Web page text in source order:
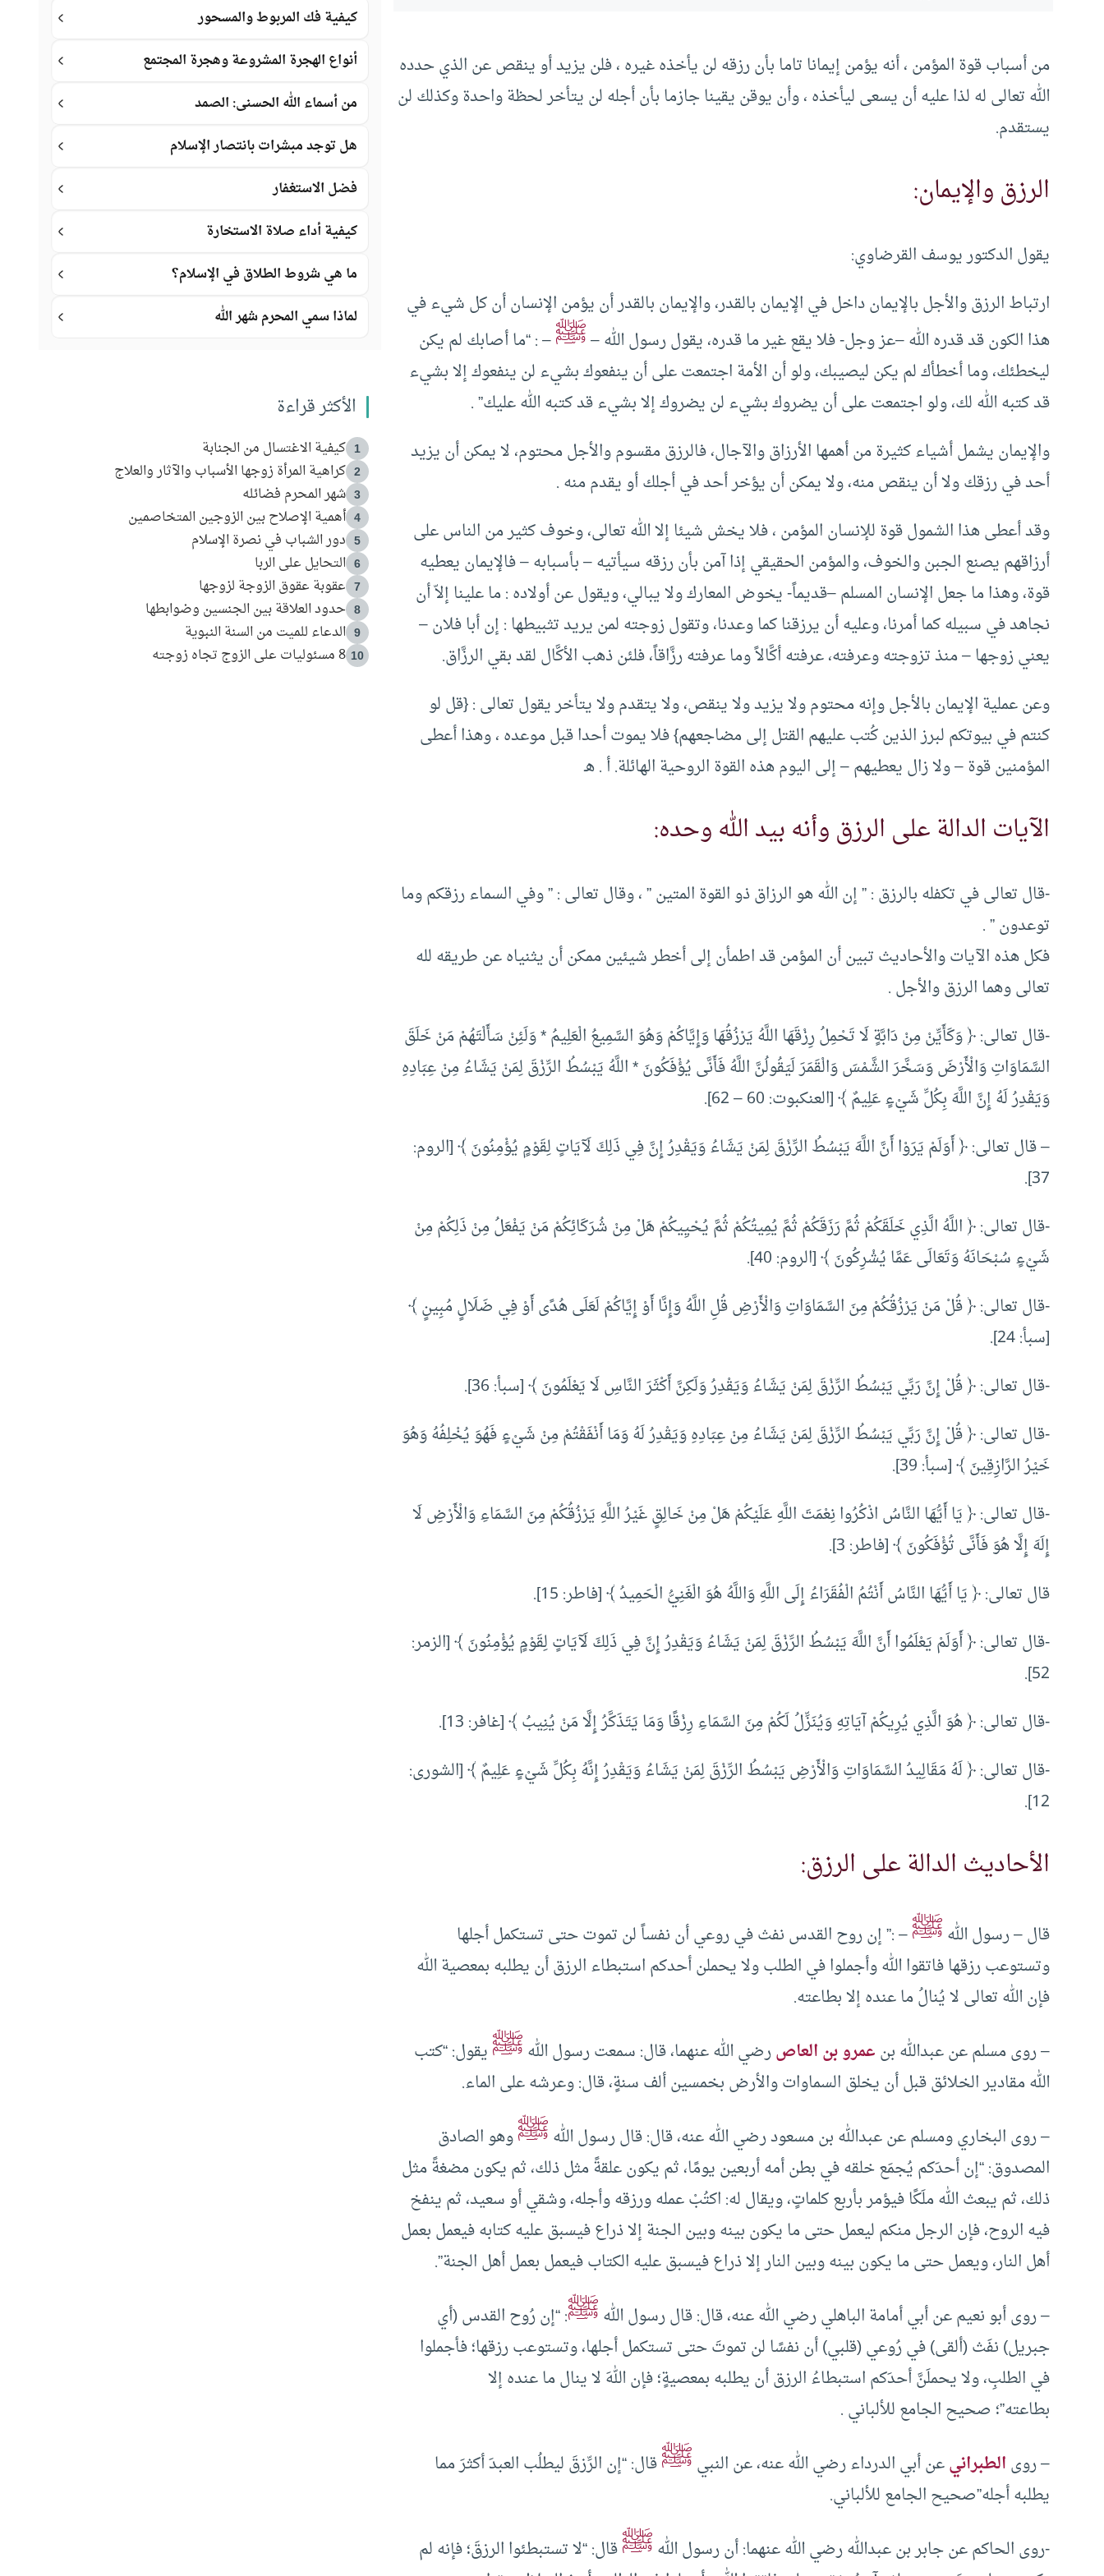
من أسباب قوة المؤمن ، أنه يؤمن إيمانا تاما بأن رزقه لن يأخذه غيره ، فلن يزيد أو ينقص عن الذي حدده
الله تعالى له لذا عليه أن يسعى ليأخذه ، وأن يوقن يقينا جازما بأن أجله لن يتأخر لحظة واحدة وكذلك لن
يستقدم.
الرزق والإيمان:
يقول الدكتور يوسف القرضاوي:
ارتباط الرزق والأجل بالإيمان داخل في الإيمان بالقدر، والإيمان بالقدر أن يؤمن الإنسان أن كل شيء في
هذا الكون قد قدره الله –عز وجل- فلا يقع غير ما قدره، يقول رسول الله –ﷺ– : “ما أصابك لم يكن
ليخطئك، وما أخطأك لم يكن ليصيبك، ولو أن الأمة اجتمعت على أن ينفعوك بشيء لن ينفعوك إلا بشيء
قد كتبه الله لك، ولو اجتمعت على أن يضروك بشيء لن يضروك إلا بشيء قد كتبه الله عليك” .
والإيمان يشمل أشياء كثيرة من أهمها الأرزاق والآجال، فالرزق مقسوم والأجل محتوم، لا يمكن أن يزيد
أحد في رزقك ولا أن ينقص منه، ولا يمكن أن يؤخر أحد في أجلك أو يقدم منه .
وقد أعطى هذا الشمول قوة للإنسان المؤمن ، فلا يخش شيئا إلا الله تعالى، وخوف كثير من الناس على
أرزاقهم يصنع الجبن والخوف، والمؤمن الحقيقي إذا آمن بأن رزقه سيأتيه – بأسبابه – فالإيمان يعطيه
قوة، وهذا ما جعل الإنسان المسلم –قديماً- يخوض المعارك ولا يبالي، ويقول عن أولاده : ما علينا إلاّ أن
نجاهد في سبيله كما أمرنا، وعليه أن يرزقنا كما وعدنا، وتقول زوجته لمن يريد تثبيطها : إن أبا فلان –
يعني زوجها – منذ تزوجته وعرفته، عرفته أكَّالاً وما عرفته رزَّاقاً، فلئن ذهب الأكَّال لقد بقي الرزَّاق.
وعن عملية الإيمان بالأجل وإنه محتوم ولا يزيد ولا ينقص، ولا يتقدم ولا يتأخر يقول تعالى : {قل لو
كنتم في بيوتكم لبرز الذين كُتب عليهم القتل إلى مضاجعهم} فلا يموت أحدا قبل موعده ، وهذا أعطى
المؤمنين قوة – ولا زال يعطيهم – إلى اليوم هذه القوة الروحية الهائلة. أ . هـ
الآيات الدالة على الرزق وأنه بيد الله وحده:
-قال تعالى في تكفله بالرزق : ” إن الله هو الرزاق ذو القوة المتين ” ، وقال تعالى : ” وفي السماء رزقكم وما
توعدون ” .
فكل هذه الآيات والأحاديث تبين أن المؤمن قد اطمأن إلى أخطر شيئين ممكن أن يثنياه عن طريقه لله
تعالى وهما الرزق والأجل .
-قال تعالى: ﴿ وَكَأَيِّنْ مِنْ دَابَّةٍ لَا تَحْمِلُ رِزْقَهَا اللَّهُ يَرْزُقُهَا وَإِيَّاكُمْ وَهُوَ السَّمِيعُ الْعَلِيمُ * وَلَئِنْ سَأَلْتَهُمْ مَنْ خَلَقَ
السَّمَاوَاتِ وَالْأَرْضَ وَسَخَّرَ الشَّمْسَ وَالْقَمَرَ لَيَقُولُنَّ اللَّهُ فَأَنَّى يُؤْفَكُونَ * اللَّهُ يَبْسُطُ الرِّزْقَ لِمَنْ يَشَاءُ مِنْ عِبَادِهِ
وَيَقْدِرُ لَهُ إِنَّ اللَّهَ بِكُلِّ شَيْءٍ عَلِيمٌ ﴾ [العنكبوت: 60 – 62].
– قال تعالى: ﴿ أَوَلَمْ يَرَوْا أَنَّ اللَّهَ يَبْسُطُ الرِّزْقَ لِمَنْ يَشَاءُ وَيَقْدِرُ إِنَّ فِي ذَلِكَ لَآيَاتٍ لِقَوْمٍ يُؤْمِنُونَ ﴾ [الروم:
37].
-قال تعالى: ﴿ اللَّهُ الَّذِي خَلَقَكُمْ ثُمَّ رَزَقَكُمْ ثُمَّ يُمِيتُكُمْ ثُمَّ يُحْيِيكُمْ هَلْ مِنْ شُرَكَائِكُمْ مَنْ يَفْعَلُ مِنْ ذَلِكُمْ مِنْ
شَيْءٍ سُبْحَانَهُ وَتَعَالَى عَمَّا يُشْرِكُونَ ﴾ [الروم: 40].
-قال تعالى: ﴿ قُلْ مَنْ يَرْزُقُكُمْ مِنَ السَّمَاوَاتِ وَالْأَرْضِ قُلِ اللَّهُ وَإِنَّا أَوْ إِيَّاكُمْ لَعَلَى هُدًى أَوْ فِي ضَلَالٍ مُبِينٍ ﴾
[سبأ: 24].
-قال تعالى: ﴿ قُلْ إِنَّ رَبِّي يَبْسُطُ الرِّزْقَ لِمَنْ يَشَاءُ وَيَقْدِرُ وَلَكِنَّ أَكْثَرَ النَّاسِ لَا يَعْلَمُونَ ﴾ [سبأ: 36].
-قال تعالى: ﴿ قُلْ إِنَّ رَبِّي يَبْسُطُ الرِّزْقَ لِمَنْ يَشَاءُ مِنْ عِبَادِهِ وَيَقْدِرُ لَهُ وَمَا أَنْفَقْتُمْ مِنْ شَيْءٍ فَهُوَ يُخْلِفُهُ وَهُوَ
خَيْرُ الرَّازِقِينَ ﴾ [سبأ: 39].
-قال تعالى: ﴿ يَا أَيُّهَا النَّاسُ اذْكُرُوا نِعْمَتَ اللَّهِ عَلَيْكُمْ هَلْ مِنْ خَالِقٍ غَيْرُ اللَّهِ يَرْزُقُكُمْ مِنَ السَّمَاءِ وَالْأَرْضِ لَا
إِلَهَ إِلَّا هُوَ فَأَنَّى تُؤْفَكُونَ ﴾ [فاطر: 3].
قال تعالى: ﴿ يَا أَيُّهَا النَّاسُ أَنْتُمُ الْفُقَرَاءُ إِلَى اللَّهِ وَاللَّهُ هُوَ الْغَنِيُّ الْحَمِيدُ ﴾ [فاطر: 15].
-قال تعالى: ﴿ أَوَلَمْ يَعْلَمُوا أَنَّ اللَّهَ يَبْسُطُ الرِّزْقَ لِمَنْ يَشَاءُ وَيَقْدِرُ إِنَّ فِي ذَلِكَ لَآيَاتٍ لِقَوْمٍ يُؤْمِنُونَ ﴾ [الزمر:
52].
-قال تعالى: ﴿ هُوَ الَّذِي يُرِيكُمْ آيَاتِهِ وَيُنَزِّلُ لَكُمْ مِنَ السَّمَاءِ رِزْقًا وَمَا يَتَذَكَّرُ إِلَّا مَنْ يُنِيبُ ﴾ [غافر: 13].
-قال تعالى: ﴿ لَهُ مَقَالِيدُ السَّمَاوَاتِ وَالْأَرْضِ يَبْسُطُ الرِّزْقَ لِمَنْ يَشَاءُ وَيَقْدِرُ إِنَّهُ بِكُلِّ شَيْءٍ عَلِيمٌ ﴾ [الشورى:
12].
الأحاديث الدالة على الرزق:
قال – رسول اللهﷺ– :” إن روح القدس نفث في روعي أن نفساً لن تموت حتى تستكمل أجلها
وتستوعب رزقها فاتقوا الله وأجملوا في الطلب ولا يحملن أحدكم استبطاء الرزق أن يطلبه بمعصية الله
فإن الله تعالى لا يُنالُ ما عنده إلا بطاعته.
– روى مسلم عن عبدالله بنعمرو بن العاصرضي الله عنهما، قال: سمعت رسول اللهﷺيقول: “كتب
الله مقادير الخلائق قبل أن يخلق السماوات والأرض بخمسين ألف سنةٍ، قال: وعرشه على الماء.
– روى البخاري ومسلم عن عبدالله بن مسعود رضي الله عنه، قال: قال رسول اللهﷺوهو الصادق
المصدوق: “إن أحدَكم يُجمَع خلقه في بطن أمه أربعين يومًا، ثم يكون علقةً مثل ذلك، ثم يكون مضغةً مثل
ذلك، ثم يبعث الله ملَكًا فيؤمر بأربع كلماتٍ، ويقال له: اكتُبْ عمله ورزقه وأجله، وشقي أو سعيد، ثم ينفخ
فيه الروح، فإن الرجل منكم ليعمل حتى ما يكون بينه وبين الجنة إلا ذراع فيسبق عليه كتابه فيعمل بعمل
أهل النار، ويعمل حتى ما يكون بينه وبين النار إلا ذراع فيسبق عليه الكتاب فيعمل بعمل أهل الجنة”.
– روى أبو نعيم عن أبي أمامة الباهلي رضي الله عنه، قال: قال رسول اللهﷺ: “إن رُوح القدس (أي
جبريل) نفَث (ألقى) في رُوعي (قلبي) أن نفسًا لن تموتَ حتى تستكمل أجلها، وتستوعب رزقها؛ فأجملوا
في الطلبِ، ولا يحملَنَّ أحدَكم استبطاءُ الرزق أن يطلبه بمعصيةٍ؛ فإن اللهَ لا ينال ما عنده إلا
بطاعته”؛ صحيح الجامع للألباني .
– روىالطبرانيعن أبي الدرداء رضي الله عنه، عن النبيﷺقال: “إن الرِّزقَ ليطلُب العبدَ أكثرَ مما
يطلبه أجله”صحيح الجامع للألباني.
-روى الحاكم عن جابر بن عبدالله رضي الله عنهما: أن رسول اللهﷺقال: “لا تستبطئوا الرزقَ؛ فإنه لم
كيفية فك المربوط والمسحور
أنواع الهجرة المشروعة وهجرة المجتمع
من أسماء الله الحسنى: الصمد
هل توجد مبشرات بانتصار الإسلام
فضل الاستغفار
كيفية أداء صلاة الاستخارة
ما هي شروط الطلاق في الإسلام؟
لماذا سمي المحرم شهر الله
الأكثر قراءة
1 كيفية الاغتسال من الجنابة
2 كراهية المرأة زوجها الأسباب والآثار والعلاج
3 شهر المحرم فضائله
4 أهمية الإصلاح بين الزوجين المتخاصمين
5 دور الشباب في نصرة الإسلام
6 التحايل على الربا
7 عقوبة عقوق الزوجة لزوجها
8 حدود العلاقة بين الجنسين وضوابطها
9 الدعاء للميت من السنة النبوية
10 8 مسئوليات على الزوج تجاه زوجته